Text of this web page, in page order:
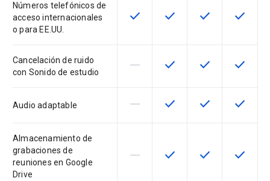
Números telefónicos de
acceso internacionales
o para EE.UU.
Esta función está disponible en
check Esta función está
check Esta función
check Esta
check
Cancelación de ruido
con Sonido de estudio
Esta función no está disponible
horizontal_rule Esta función está
check Esta función
check Esta
check
Audio adaptable Esta función no está disponible
horizontal_rule Esta función está
check Esta función
check Esta
check
Almacenamiento de
grabaciones de
reuniones en Google
Drive
Esta función no está disponible
horizontal_rule Esta función está
check Esta función
check Esta
check